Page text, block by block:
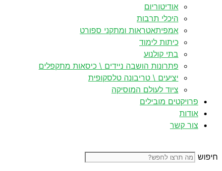
אודיטוריום
היכלי תרבות
אמפיתאטראות ומתקני ספורט
כיתות לימוד
בתי קולנוע
פתרונות הושבה ניידים \ כיסאות מתקפלים
יציעים \ טריבונה טלסקופית
ציוד לעולם המוסיקה
פרויקטים מובילים
אודות
צור קשר
חיפוש